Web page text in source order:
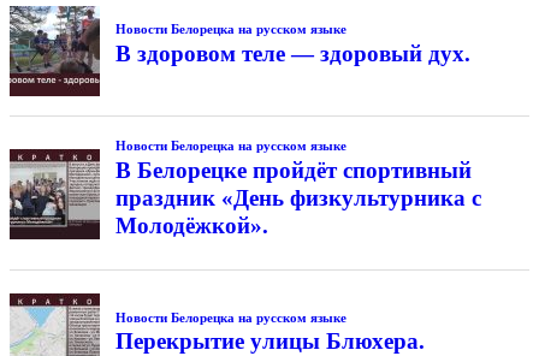
Новости Белорецка на русском языке
В здоровом теле — здоровый дух.
Новости Белорецка на русском языке
В Белорецке пройдёт спортивный
праздник «День физкультурника с
Молодёжкой».
Новости Белорецка на русском языке
Перекрытие улицы Блюхера.